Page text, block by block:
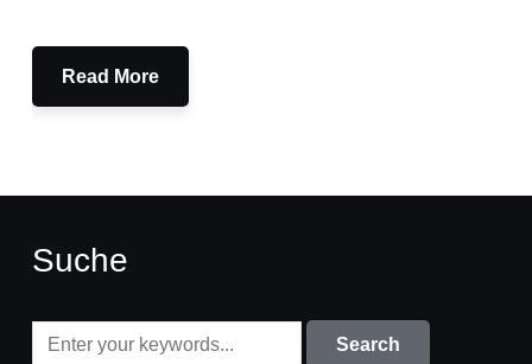
Read More
Suche